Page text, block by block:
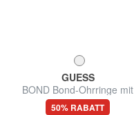
GUESS
BOND Bond-Ohrringe mit
Zirkonen
50% RABATT